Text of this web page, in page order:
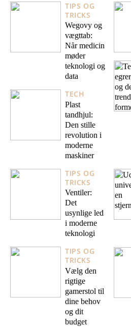
TIPS OG
TRICKS
Wegovy og
vægttab:
Når medicin
møder
teknologi og
data
TECH
Plast
tandhjul:
Den stille
revolution i
moderne
maskiner
TIPS OG
TRICKS
Ventiler:
Det
usynlige led
i moderne
teknologi
TIPS OG
TRICKS
Vælg den
rigtige
gamerstol til
dine behov
og dit
budget